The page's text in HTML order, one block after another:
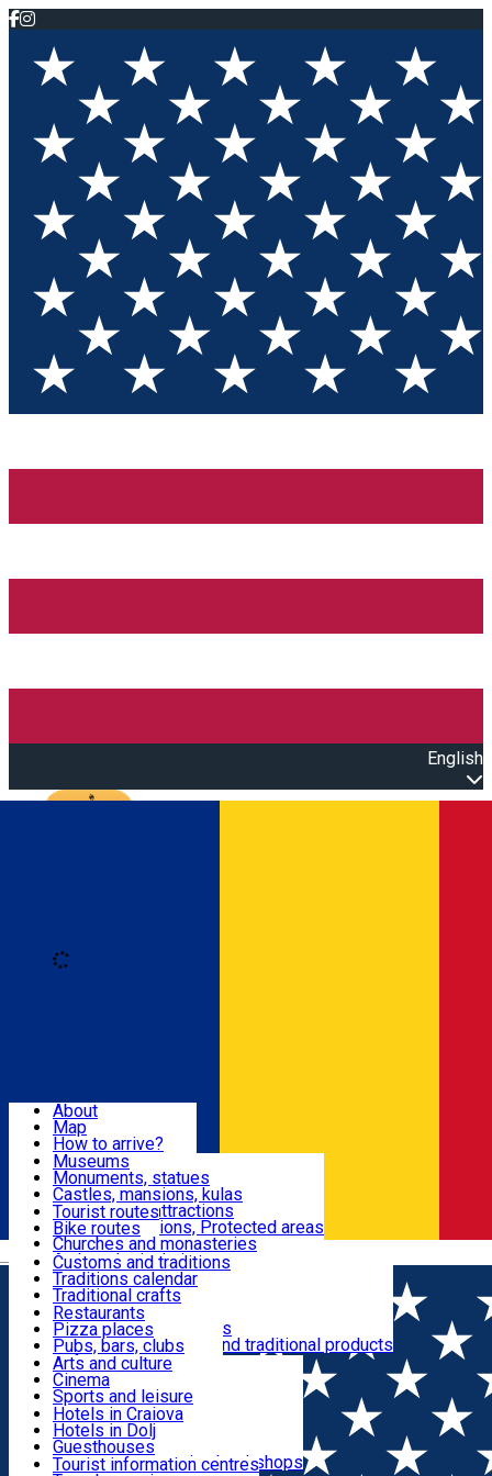
English
Română
Attractions
Routes
Customs, Traditions
Food & Drinks
Leisure & Fun
Accommodation
Useful
About
Map
How to arrive?
Recommendations
Tourist attractions
News
Museums
Monuments, statues
Castles, mansions, kulas
Architectural attractions
Natural attractions, Protected areas
Churches and monasteries
Archaeological sites
Parks and gardens
Tourist routes
Bike routes
Customs and traditions
Traditions calendar
Traditional crafts
Traditional cuisine
Wineries and vineyards
Local manufacturers and traditional products
Restaurants
Pizza places
Pubs, bars, clubs
Cafes and teahouses
Sweets and ice cream
Fast-food
Arts and culture
Cinema
Sports and leisure
Horse riding
Swimming pools
Zoo
Shopping, souvenirs, bookshops
Hotels in Craiova
Hotels in Dolj
Guesthouses
Villas
Tourist information centres